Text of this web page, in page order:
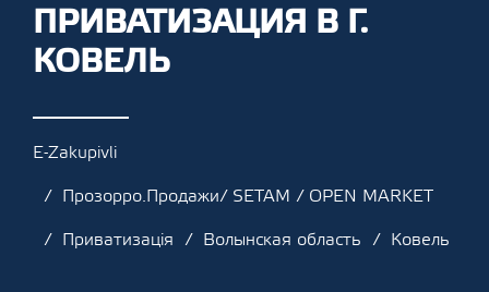
ПРИВАТИЗАЦИЯ В Г.
КОВЕЛЬ
E-Zakupivli
Прозорро.Продажи/ SETAM / OPEN MARKET
Приватизація
Волынская область Ковель